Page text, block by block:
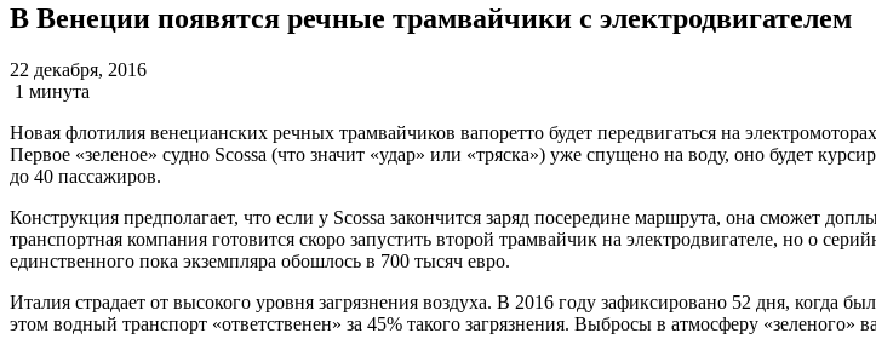
В Венеции появятся речные трамвайчики с электродвигателем
22 декабря, 2016
1 минута
Новая флотилия венецианских речных трамвайчиков вапоретто будет передвигаться на
Первое «зеленое» судно Scossa (что значит «удар» или «тряска») уже спущено на воду, оно будет
до 40 пассажиров.
Конструкция предполагает, что если у Scossa закончится заряд посередине маршрута, она сможет
транспортная компания готовится скоро запустить второй трамвайчик на электродвигателе, но о
единственного пока экземпляра обошлось в 700 тысяч евро.
Италия страдает от высокого уровня загрязнения воздуха. В 2016 году зафиксировано 52 дня,
этом водный транспорт «ответственен» за 45% такого загрязнения. Выбросы в атмосферу